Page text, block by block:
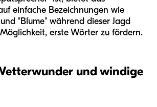
einfache Bezeichnungen wie
"Blume" während dieser Jagd
erste Wörter zu fördern.
und windige